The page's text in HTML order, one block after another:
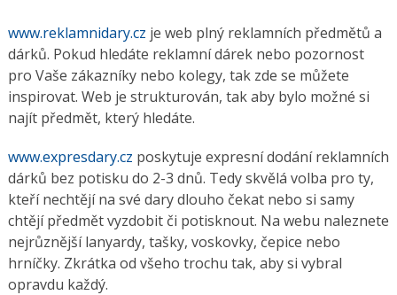
www.reklamnidary.cz je web plný reklamních předmětů a
dárků. Pokud hledáte reklamní dárek nebo pozornost
pro Vaše zákazníky nebo kolegy, tak zde se můžete
inspirovat. Web je strukturován, tak aby bylo možné si
najít předmět, který hledáte.
www.expresdary.cz poskytuje expresní dodání reklamních
dárků bez potisku do 2-3 dnů. Tedy skvělá volba pro ty,
kteří nechtějí na své dary dlouho čekat nebo si samy
chtějí předmět vyzdobit či potisknout. Na webu naleznete
nejrůznější lanyardy, tašky, voskovky, čepice nebo
hrníčky. Zkrátka od všeho trochu tak, aby si vybral
opravdu každý.